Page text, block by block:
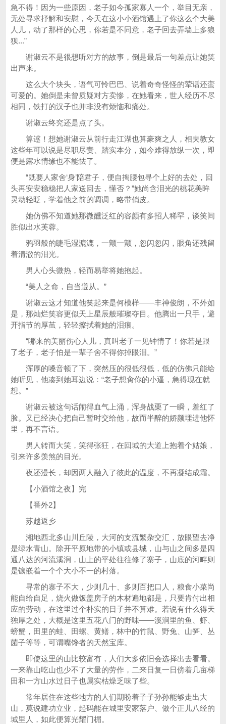
急不得！因为一些原因，老子如今孤家寡人一个，举目无亲，
无处寻求抒解和安慰，今天在这小小酒馆遇上了你这么个大美
人儿，动了那样的心思，你若是不同意，老子回去弄墙上多狼
狈...”
谢淑云不是很想听对方的故事，倒是最后一句差点让她笑
出声来。
这么大个块头，语气可怜巴巴、说着奇奇怪怪的荤话还蛮
可爱的。她倒是未曾质疑对方卖惨，在她看来，世人经历不尽
相同，铁打的汉子也并非没有烦恼和痛处。
谢淑云终究还是点了头。
算逑！想她谢淑云从前行走江湖也算豪爽之人，相夫教女
这些年可以说是尽职尽责、踏实本分，如今难得放纵一次，即
便是露水情缘也不能怯了。
“既要人家舍‘身’陪君子，便自掏腰包寻个上好的去处，回
头再安安稳稳把人家送回去，懂否？”她尚含泪光的桃花美眸
灵动轻眨，学着他之前的调调，略带俏皮。
她仿佛不知道她那微醺泛红的容颜有多招人稀罕，谈笑间
胜似出水芙蓉。
鸦羽般的睫毛湿漉漉，一颤一颤，忽闪忽闪，眼角还残留
着清澈的泪光。
男人心头微热，轻而易举将她抱起。
“美人之命，自当遵从。”
谢淑云这才知道他笑起来是何模样——丰神俊朗，不外如
是，那灿烂笑容更似天上星辰般璀璨夺目。他腾出一只手，避
开指节的厚茧，轻轻擦拭着她的泪痕。
“哪来的美丽伤心人儿，真叫老子一见钟情了！你若是跟
了老子，老子怕是一辈子舍不得你掉眼泪。”
浑厚的嗓音顿了下，突然压的很低很低，低的仿佛只能给
她听见，他凑到她耳边说：“老子想肏你的小逼，急得现在就
想。”
谢淑云被这句话闹得血气上涌，浑身战栗了一瞬，羞红了
脸。又已经决心把自己暂时交给他，故而半醉的娇颜埋进他怀
里，再不言语。
男人转而大笑，笑得张狂，在回城的大道上抱着个姑娘，
引来许多羡煞的目光。
夜还漫长，却因两人融入了彼此的温度，不再凝结成霜。
【小酒馆之夜】完
【番外2】
苏越返乡
湘地西北多山川丘陵，大河的支流繁杂交汇，放眼望去净
是绿水青山。除开平原地带的小镇或县城，山与山之间多是四
通八达的河流溪涧，山上的平处往往修了寨子，山底的河畔则
是镶嵌着一个个大小不一的村落。
寻常的寨子不大，少则几十、多则百把口人，粮食小菜尚
能自给自足，烧火做饭盖房子的木材遍地都是，只要肯付出相
应的劳动，在这里过个朴实的日子并不算难。若说有什么得天
独厚之处，大概是这里五花八门的野味——溪涧里的鱼、虾、
螃蟹，田里的蛙、田螺、黄鳝，林中的竹鼠、野兔、山笋、丛
菌子等等，可谓嘴馋者的天然宝库。
即使这里的山比较富有，人们大多依旧会选择出去看看。
一来靠山吃山也少不了大量的劳作，二来日复一日傍着几亩梯
田和一方山水过日子也属实枯燥乏味了些。
常年居住在这些地方的人们期盼着子子孙孙能够走出大
山，莫说建功立业，起码能在城里安家落户、做个正儿八经的
城里人，如此便算光耀门楣。